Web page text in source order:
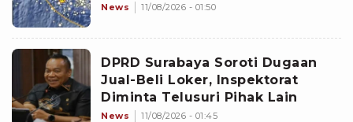
News 11/08/2026 - 01:50
DPRD Surabaya Soroti Dugaan
Jual-Beli Loker, Inspektorat
Diminta Telusuri Pihak Lain
News 11/08/2026 - 01:45